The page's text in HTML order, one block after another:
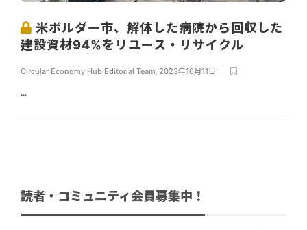
米ボルダー市、解体した病院から回収した
建設資材94%をリユース・リサイクル
Circular Economy Hub Editorial Team, 2023年10月11日
...
読者・コミュニティ会員募集中！